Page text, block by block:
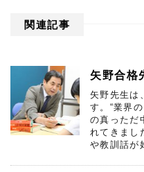
関連記事
矢野合格
矢野先生は
す。“業界
の真っただ
れてきまし
や教訓話が